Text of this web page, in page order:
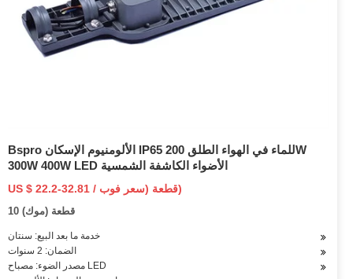
Bspro الألومنيوم الإسكان IP65 للماء في الهواء الطلق 200W
300W 400W LED الأضواء الكاشفة الشمسية
US $ 22.2-32.81 / قطعة (سعر فوب)
10 قطعة (موك)
خدمة ما بعد البيع: سنتان
الضمان: 2 سنوات
مصدر الضوء: مصباح LED